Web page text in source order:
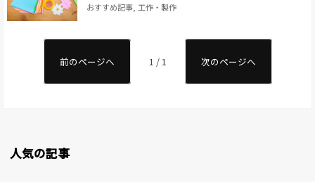
おすすめ記事, 工作・製作
前のページへ 1 / 1 次のページへ
人気の記事